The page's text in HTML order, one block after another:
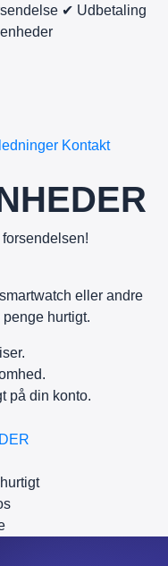
✔ Udbetaling
Kontakt
eller andre
hurtigt.
på din konto.